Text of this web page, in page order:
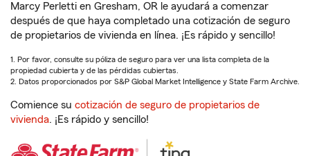
Marcy Perletti en Gresham, OR le ayudará a comenzar
después de que haya completado una cotización de seguro
de propietarios de vivienda en línea. ¡Es rápido y sencillo!
1. Por favor, consulte su póliza de seguro para ver una lista completa de la
propiedad cubierta y de las pérdidas cubiertas.
2. Datos proporcionados por S&P Global Market Intelligence y State Farm Archive.
Comience su cotización de seguro de propietarios de
vivienda. ¡Es rápido y sencillo!